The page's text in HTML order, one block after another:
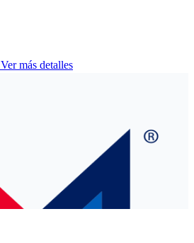
Ver más detalles